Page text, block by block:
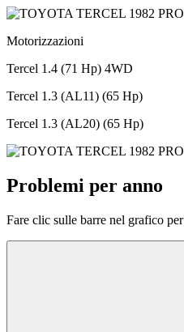
Motorizzazioni
Tercel 1.4 (71 Hp) 4WD
Tercel 1.3 (AL11) (65 Hp)
Tercel 1.3 (AL20) (65 Hp)
Problemi per anno
Fare clic sulle barre nel grafico